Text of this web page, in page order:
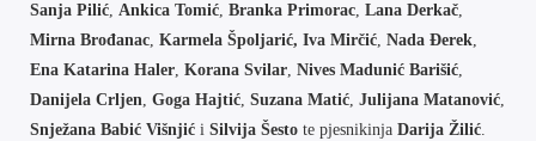
Sanja Pilić, Ankica Tomić, Branka Primorac, Lana Derkač,
Mirna Brođanac, Karmela Špoljarić, Iva Mirčić, Nada Đerek,
Ena Katarina Haler, Korana Svilar, Nives Madunić Barišić,
Danijela Crljen, Goga Hajtić, Suzana Matić, Julijana Matanović,
Snježana Babić Višnjić i Silvija Šesto te pjesnikinja Darija Žilić.